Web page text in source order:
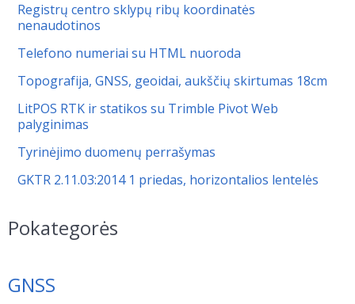
Registrų centro sklypų ribų koordinatės
nenaudotinos
Telefono numeriai su HTML nuoroda
Topografija, GNSS, geoidai, aukščių skirtumas 18cm
LitPOS RTK ir statikos su Trimble Pivot Web
palyginimas
Tyrinėjimo duomenų perrašymas
GKTR 2.11.03:2014 1 priedas, horizontalios lentelės
Pokategorės
GNSS